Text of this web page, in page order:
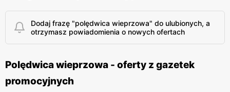
Dodaj frazę "polędwica wieprzowa" do ulubionych, a
otrzymasz powiadomienia o nowych ofertach
Polędwica wieprzowa - oferty z gazetek
promocyjnych